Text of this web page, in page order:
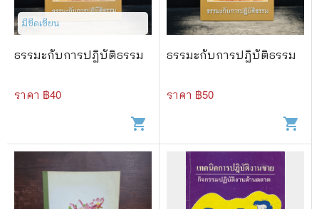
มีขีดเขียน
ธรรมะกับการปฏิบัติธรรม
ราคา ฿40
shopping_cart
ธรรมะกับการปฏิบัติธรรม
ราคา ฿50
shopping_cart